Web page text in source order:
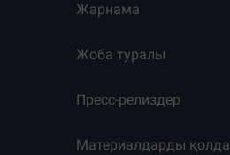
Жарнама
Жоба туралы
Пресс-релиздер
Материалдарды